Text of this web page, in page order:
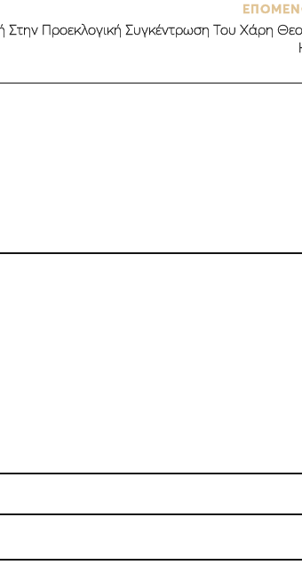
Στην Προεκλογική Συγκέντρωση Του Χάρη